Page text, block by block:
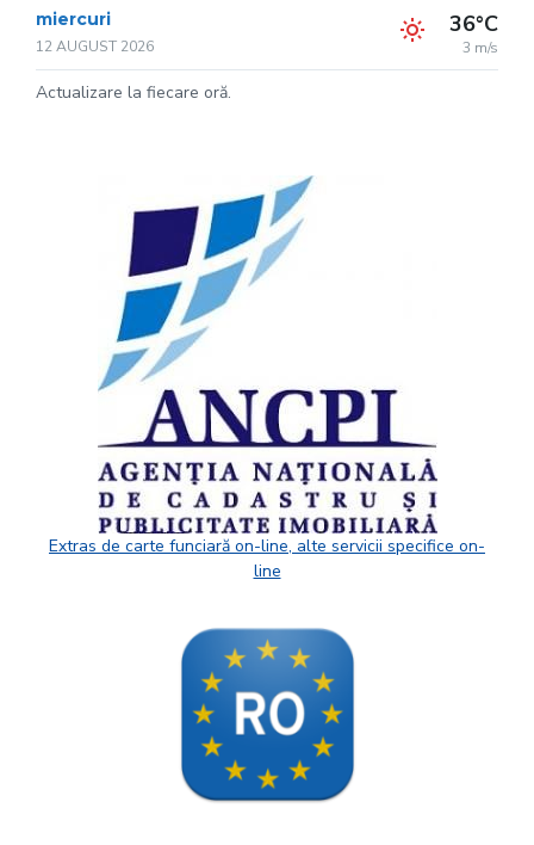
miercuri
12 AUGUST 2026
36°C
3 m/s
Actualizare la fiecare oră.
Extras de carte funciară on-line, alte servicii specifice on-
line